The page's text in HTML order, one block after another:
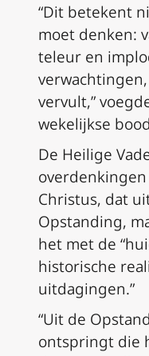
“Dit betekent
moet denken:
teleur en
vervult,”
wekelijkse
De Heilige
Christus, dat
Opstanding,
het met de
historische
uitdagingen.”
“Uit de
ontspringt die